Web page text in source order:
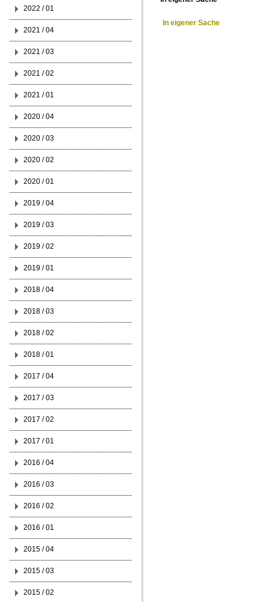
In eigener Sache
2022 / 01
2021 / 04
2021 / 03
2021 / 02
2021 / 01
2020 / 04
2020 / 03
2020 / 02
2020 / 01
2019 / 04
2019 / 03
2019 / 02
2019 / 01
2018 / 04
2018 / 03
2018 / 02
2018 / 01
2017 / 04
2017 / 03
2017 / 02
2017 / 01
2016 / 04
2016 / 03
2016 / 02
2016 / 01
2015 / 04
2015 / 03
2015 / 02